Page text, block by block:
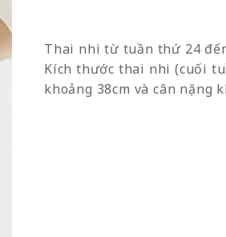
Thai nhi từ tuần thứ 24
Kích thước thai nhi (cuối
khoảng 38cm và cân nặng